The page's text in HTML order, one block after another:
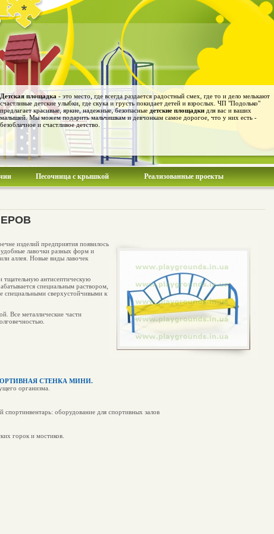
Детская площадка - это место, где всегда раздается радостный смех, где то и дело мелькают
счастливые детские улыбки, где скука и грусть покидает детей и взрослых. ЧП "Подолько"
предлагает красивые, яркие, надежные, безопасные детские площадки для вас и ваших
малышей. Мы можем подарить мальчишкам и девчонкам самое дорогое, что у них есть -
безоблачное и счастливое детство.
Песочница с крышкой Реализованные проекты
изделий предприятия появилось
лавочки разных форм и
аллея. Новые виды лавочек
тщательную антисептическую
специальным раствором,
специальными сверхустойчивыми к
Все металлические части
СТЕНКА МИНИ.
организма.
оборудование для спортивных залов
горок и мостиков.